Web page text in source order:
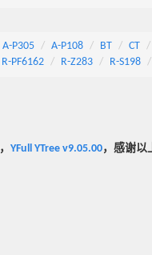
A-P305 A-P108 BT CT
R-PF6162 R-Z283 R-S198
， YFull YTree v9.05.00，感谢以